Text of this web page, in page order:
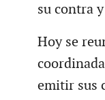
su contra
Hoy se
emitir sus